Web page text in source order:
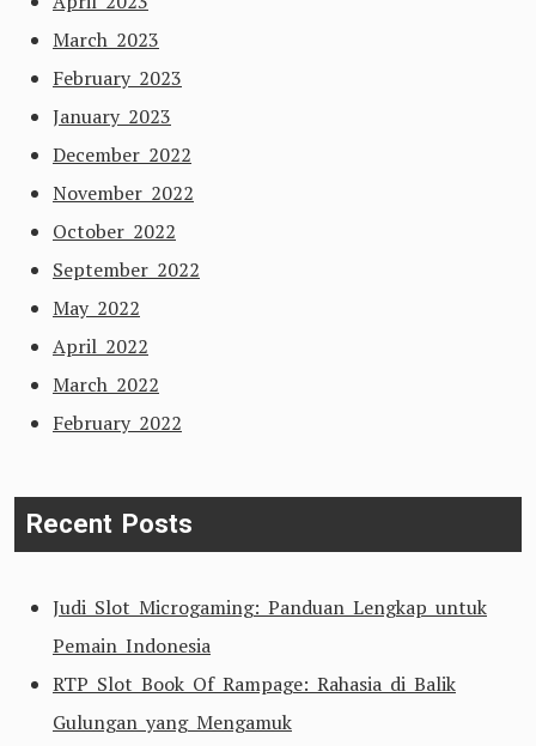
March 2023
February 2023
January 2023
December 2022
November 2022
October 2022
September 2022
May 2022
April 2022
March 2022
February 2022
Recent Posts
Judi Slot Microgaming: Panduan Lengkap untuk
Pemain Indonesia
RTP Slot Book Of Rampage: Rahasia di Balik
Gulungan yang Mengamuk